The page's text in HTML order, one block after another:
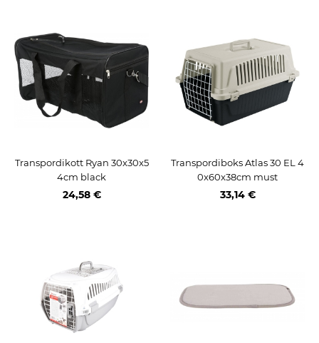
Transpordikott Ryan 30x30x5
4cm black
24,58 €
Transpordiboks Atlas 30 EL 4
0x60x38cm must
33,14 €